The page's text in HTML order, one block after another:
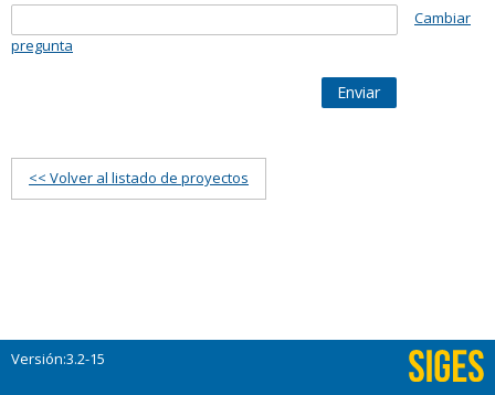
Cambiar
pregunta
Enviar
<< Volver al listado de proyectos
Versión:3.2-15